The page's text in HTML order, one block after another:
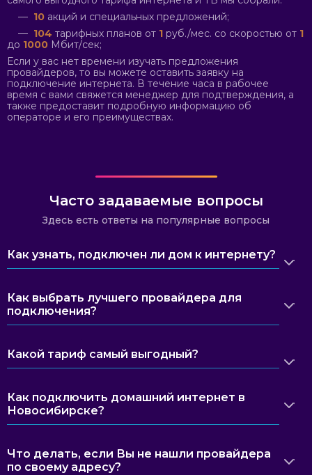
— 10 акций и специальных предложений;
— 104 тарифных планов от 1 руб./мес. со скоростью от 1
до 1000 Мбит/сек;
Если у вас нет времени изучать предложения
провайдеров, то вы можете оставить заявку на
подключение интернета. В течение часа в рабочее
время с вами свяжется менеджер для подтверждения, а
также предоставит подробную информацию об
операторе и его преимуществах.
Часто задаваемые вопросы
Здесь есть ответы на популярные вопросы
Как узнать, подключен ли дом к интернету?
Как выбрать лучшего провайдера для
подключения?
Какой тариф самый выгодный?
Как подключить домашний интернет в
Новосибирске?
Что делать, если Вы не нашли провайдера
по своему адресу?